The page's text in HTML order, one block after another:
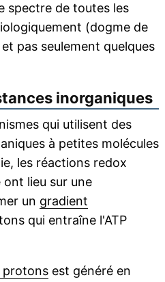
spectre de toutes les
(dogme de
pas seulement quelques
inorganiques
qui utilisent des
à petites molécules
les réactions redox
lieu sur une
un gradient
qui entraîne l'ATP
protonsest généré en